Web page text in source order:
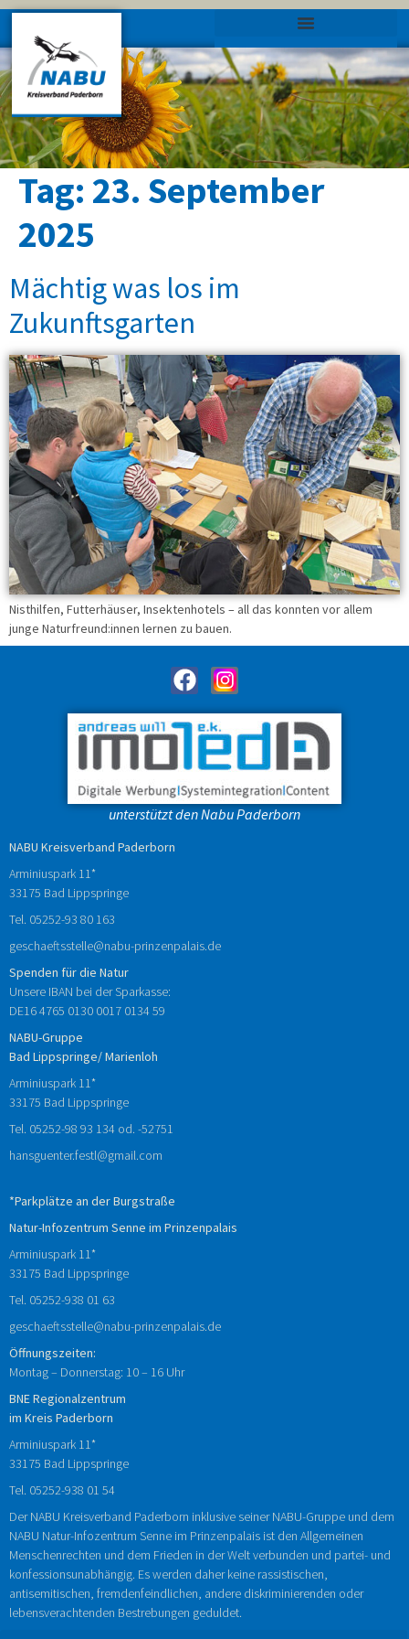
Tag: 23. September
2025
Mächtig was los im
Zukunftsgarten
Nisthilfen, Futterhäuser, Insektenhotels – all das konnten vor allem
junge Naturfreund:innen lernen zu bauen.
unterstützt den Nabu Paderborn
NABU Kreisverband Paderborn
Arminiuspark 11*
33175 Bad Lippspringe
Tel. 05252-93 80 163
geschaeftsstelle@nabu-prinzenpalais.de
Spenden für die Natur
Unsere IBAN bei der Sparkasse:
DE16 4765 0130 0017 0134 59
NABU-Gruppe
Bad Lippspringe/ Marienloh
Arminiuspark 11*
33175 Bad Lippspringe
Tel. 05252-98 93 134 od. -52751
hansguenter.festl@gmail.com
*Parkplätze an der Burgstraße
Natur-Infozentrum Senne im Prinzenpalais
Arminiuspark 11*
33175 Bad Lippspringe
Tel. 05252-938 01 63
geschaeftsstelle@nabu-prinzenpalais.de
Öffnungszeiten:
Montag – Donnerstag: 10 – 16 Uhr
BNE Regionalzentrum
im Kreis Paderborn
Arminiuspark 11*
33175 Bad Lippspringe
Tel. 05252-938 01 54
Der NABU Kreisverband Paderborn inklusive seiner NABU-Gruppe und dem
NABU Natur-Infozentrum Senne im Prinzenpalais ist den Allgemeinen
Menschenrechten und dem Frieden in der Welt verbunden und partei- und
konfessionsunabhängig. Es werden daher keine rassistischen,
antisemitischen, fremdenfeindlichen, andere diskriminierenden oder
lebensverachtenden Bestrebungen geduldet.